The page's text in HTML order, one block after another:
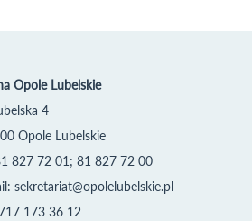
Opole Lubelskie
4
Opole Lubelskie
827 72 01; 81 827 72 00
sekretariat@opolelubelskie.pl
173 36 12